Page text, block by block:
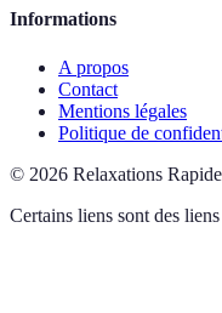
Informations
A propos
Contact
Mentions légales
Politique de
© 2026 Relaxations
Certains liens sont des